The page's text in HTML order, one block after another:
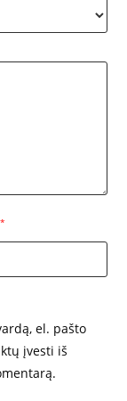
*
el. pašto
įvesti iš